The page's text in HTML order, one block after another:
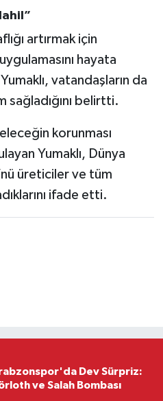
artırmak için
hayata
vatandaşların da
sağladığını belirtti.
korunması
Yumaklı, Dünya
üreticiler ve tüm
ifade etti.
Dev Sürpriz:
ve Salah Bombası